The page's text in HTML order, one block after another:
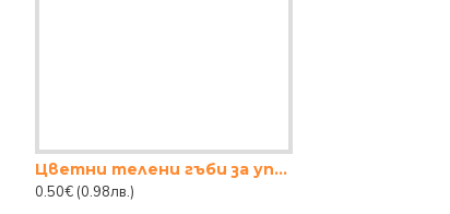
Цветни телени гъби за упорити замърсявания (4 броя)
0.50€ (0.98лв.)